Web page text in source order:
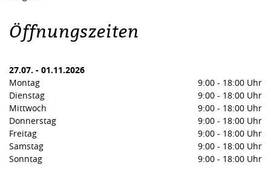
Öffnungszeiten
27.07. - 01.11.2026
Montag
9:00 - 18:00 Uhr
Dienstag
9:00 - 18:00 Uhr
Mittwoch
9:00 - 18:00 Uhr
Donnerstag
9:00 - 18:00 Uhr
Freitag
9:00 - 18:00 Uhr
Samstag
9:00 - 18:00 Uhr
Sonntag
9:00 - 18:00 Uhr